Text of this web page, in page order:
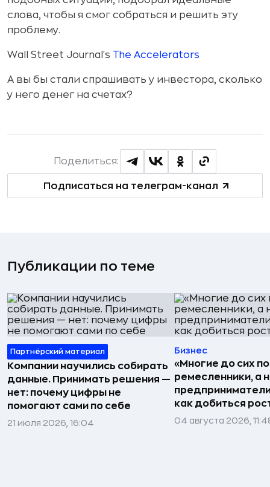
слова, чтобы я смог собраться и решить эту
проблему.
Wall Street Journal's The Accelerators
А вы бы стали спрашивать у инвестора, сколько
у него денег на счетах?
Подписаться на телеграм-канал
Поделиться:
Публикации по теме
Партнёрский материал
Компании научились собирать
данные. Принимать решения —
нет: почему цифры не
помогают сами по себе
21 июля 2026, 16:04
Бизнес
«Многие до сих
ремесленники, а
как добиться
04 августа 2026,